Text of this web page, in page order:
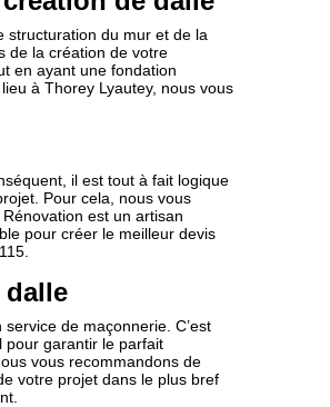
structuration du mur et de la
de la création de votre
en ayant une fondation
à Thorey Lyautey, nous vous
il est tout à fait logique
Pour cela, nous vous
est un artisan
pour créer le meilleur devis
dalle
de maçonnerie. C’est
pour garantir le parfait
vous recommandons de
votre projet dans le plus bref